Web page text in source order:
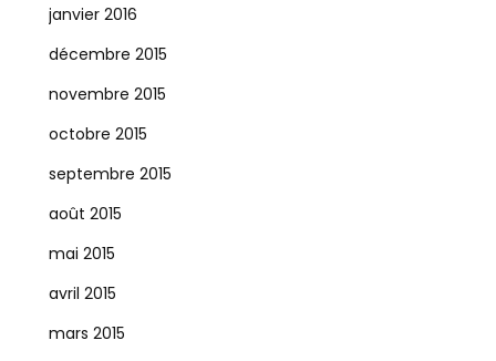
janvier 2016
décembre 2015
novembre 2015
octobre 2015
septembre 2015
août 2015
mai 2015
avril 2015
mars 2015